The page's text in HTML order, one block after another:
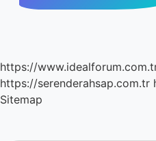
https://
https://serenderahsap.com.tr
Sitemap